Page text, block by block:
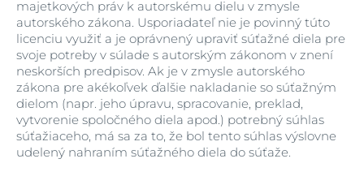
majetkových práv k autorskému dielu v zmysle
autorského zákona. Usporiadateľ nie je povinný túto
licenciu využiť a je oprávnený upraviť súťažné diela pre
svoje potreby v súlade s autorským zákonom v znení
neskorších predpisov. Ak je v zmysle autorského
zákona pre akékoľvek ďalšie nakladanie so súťažným
dielom (napr. jeho úpravu, spracovanie, preklad,
vytvorenie spoločného diela apod.) potrebný súhlas
súťažiaceho, má sa za to, že bol tento súhlas výslovne
udelený nahraním súťažného diela do súťaže.